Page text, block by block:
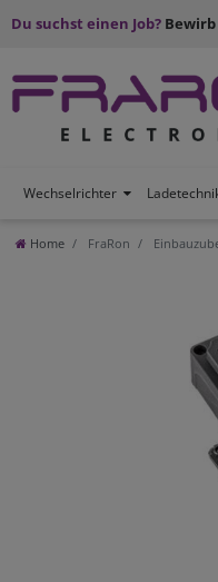
Du suchst einen Job?
Wechselrichter
Home FraRon